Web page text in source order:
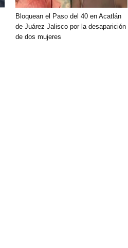
Bloquean el Paso del 40 en Acatlán
de Juárez Jalisco por la desaparición
de dos mujeres